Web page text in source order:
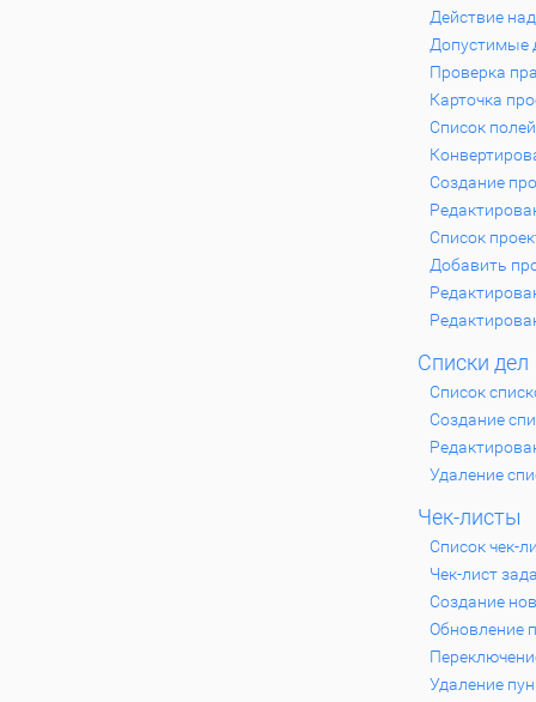
Действие
Допустимые
Проверка
Карточка
Список
Создание
Список
Добавить
Списки дел
Список
Создание
Удаление
Чек-листы
Список чек-
Чек-лист
Создание
Обновление
Удаление